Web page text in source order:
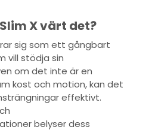
X värt det?
sig som ett gångbart
vill stödja sin
om det inte är en
kost och motion, kan det
effektivt.
belyser dess